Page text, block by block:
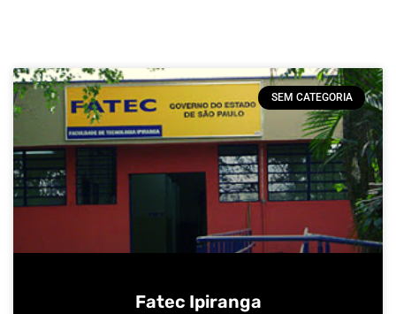
SEM CATEGORIA
Fatec Ipiranga